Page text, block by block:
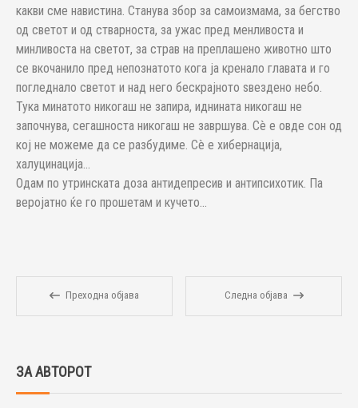
какви сме навистина. Станува збор за самоизмама, за бегство
од светот и од стварноста, за ужас пред менливоста и
минливоста на светот, за страв на преплашено животно што
се вкочанило пред непознатото кога ја кренало главата и го
погледнало светот и над него бескрајното ѕвездено небо.
Тука минатото никогаш не запира, иднината никогаш не
започнува, сегашноста никогаш не завршува. Сè е овде сон од
кој не можеме да се разбудиме. Сè е хибернација,
халуцинација...
Одам по утринската доза антидепресив и антипсихотик. Па
веројатно ќе го прошетам и кучето...
Преходна објава Следна објава
ЗА АВТОРОТ